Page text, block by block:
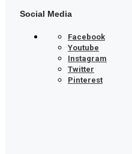
Social Media
Facebook
Youtube
Instagram
Twitter
Pinterest